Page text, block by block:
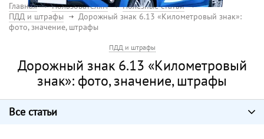
Главная Пользователям
Полезные статьи
ПДД и штрафы
Дорожный знак 6.13 «Километровый знак»:
фото, значение, штрафы
ПДД и штрафы
Дорожный знак 6.13 «Километровый
знак»: фото, значение, штрафы
Все статьи